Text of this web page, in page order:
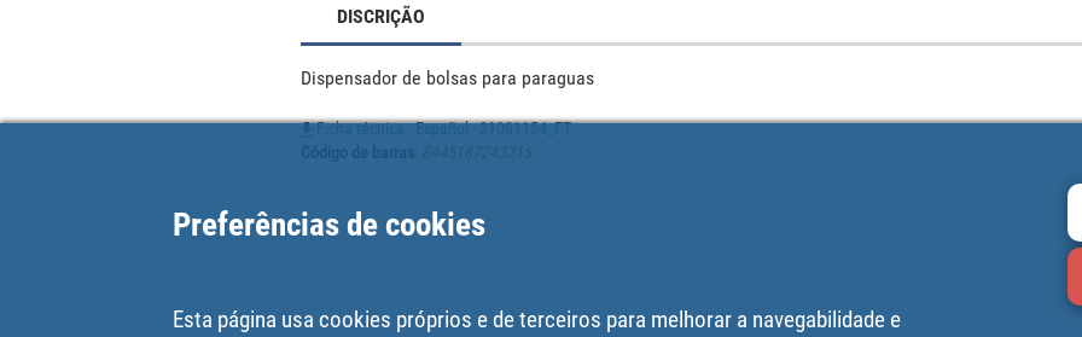
DISCRIÇÃO
Dispensador de bolsas para paraguas
Ficha técnica - Español - 21001154_FT
Preferências de cookies
Esta página usa cookies próprios e de terceiros para melhorar a navegabilidade e